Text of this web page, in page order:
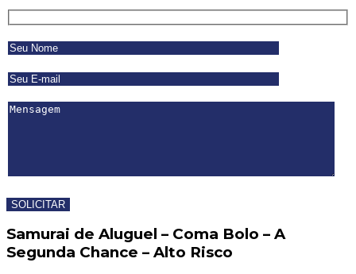
Samurai de Aluguel – Coma Bolo – A
Segunda Chance – Alto Risco